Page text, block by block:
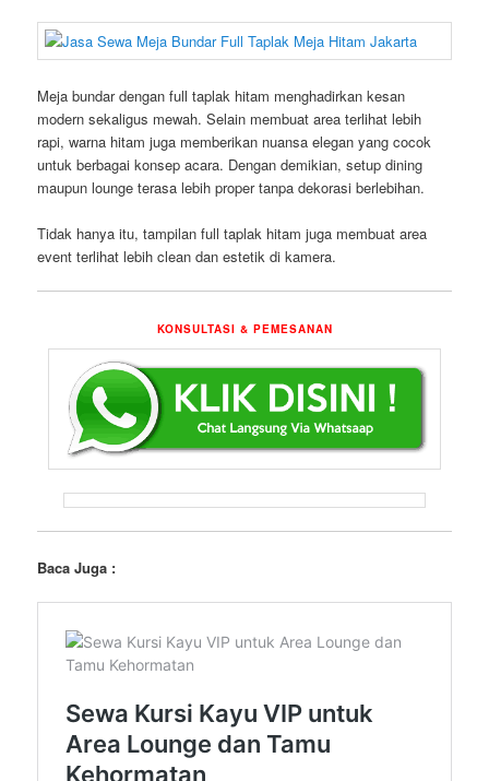
Meja bundar dengan full taplak hitam menghadirkan kesan
modern sekaligus mewah. Selain membuat area terlihat lebih
rapi, warna hitam juga memberikan nuansa elegan yang cocok
untuk berbagai konsep acara. Dengan demikian, setup dining
maupun lounge terasa lebih proper tanpa dekorasi berlebihan.
Tidak hanya itu, tampilan full taplak hitam juga membuat area
event terlihat lebih clean dan estetik di kamera.
KONSULTASI & PEMESANAN
Baca Juga :